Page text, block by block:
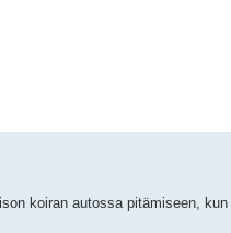
koiran autossa pitämiseen,